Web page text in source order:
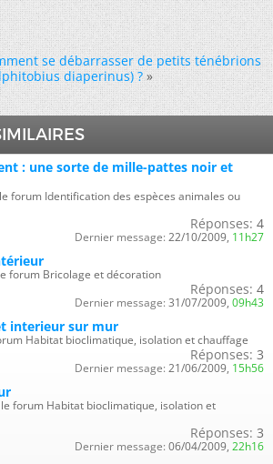
se débarrasser de petits ténébrions
diaperinus) ? »
: une sorte de mille-pattes noir et
forum Identification des espèces animales ou
Réponses: 4
Dernier message: 22/10/2009, 11h27
forum Bricolage et décoration
Réponses: 4
Dernier message: 31/07/2009, 09h43
interieur sur mur
Habitat bioclimatique, isolation et chauffage
Réponses: 3
Dernier message: 21/06/2009, 15h56
forum Habitat bioclimatique, isolation et
Réponses: 3
Dernier message: 06/04/2009, 22h16